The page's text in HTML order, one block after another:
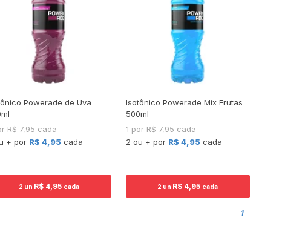
Powerade de Uva
R$ 7,95 cada
+ por R$ 4,95 cada
2 un R$ 4,95 cada
Isotônico Powerade Mix Frutas
500ml
1 por R$ 7,95 cada
2 ou + por R$ 4,95 cada
2 un R$ 4,95 cada
1